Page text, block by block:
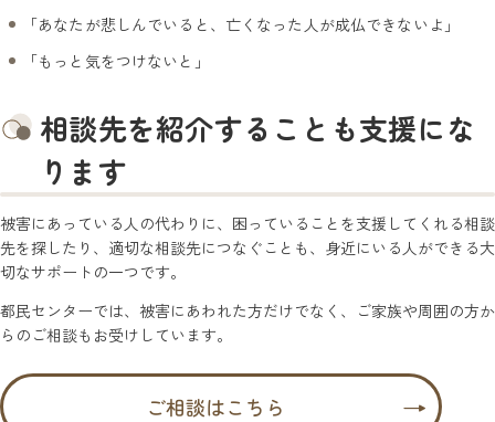
「あなたが悲しんでいると、亡くなった人が成仏できないよ」
「もっと気をつけないと」
相談先を紹介することも支援にな
ります
被害にあっている人の代わりに、困っていることを支援してくれる相談
先を探したり、適切な相談先につなぐことも、身近にいる人ができる大
切なサポートの一つです。
都民センターでは、被害にあわれた方だけでなく、ご家族や周囲の方か
らのご相談もお受けしています。
ご相談はこちら